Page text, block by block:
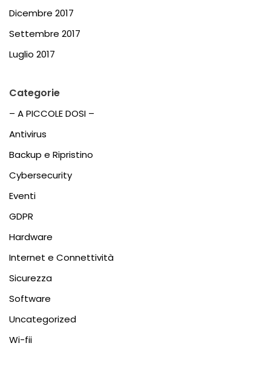
Dicembre 2017
Settembre 2017
Luglio 2017
Categorie
– A PICCOLE DOSI –
Antivirus
Backup e Ripristino
Cybersecurity
Eventi
GDPR
Hardware
Internet e Connettività
Sicurezza
Software
Uncategorized
Wi-fii